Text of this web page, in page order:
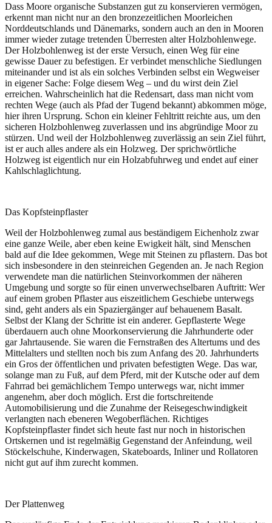
Dass Moore organische Substanzen gut zu konservieren vermögen,
erkennt man nicht nur an den bronzezeitlichen Moorleichen
Norddeutschlands und Dänemarks, sondern auch an den in Mooren
immer wieder zutage tretenden Überresten alter Holzbohlenwege.
Der Holzbohlenweg ist der erste Versuch, einen Weg für eine
gewisse Dauer zu befestigen. Er verbindet menschliche Siedlungen
miteinander und ist als ein solches Verbinden selbst ein Wegweiser
in eigener Sache: Folge diesem Weg – und du wirst dein Ziel
erreichen. Wahrscheinlich hat die Redensart, dass man nicht vom
rechten Wege (auch als Pfad der Tugend bekannt) abkommen möge,
hier ihren Ursprung. Schon ein kleiner Fehltritt reichte aus, um den
sicheren Holzbohlenweg zuverlassen und ins abgründige Moor zu
stürzen. Und weil der Holzbohlenweg zuverlässig an sein Ziel führt,
ist er auch alles andere als ein Holzweg. Der sprichwörtliche
Holzweg ist eigentlich nur ein Holzabfuhrweg und endet auf einer
Kahlschlaglichtung.
Das Kopfsteinpflaster
Weil der Holzbohlenweg zumal aus beständigem Eichenholz zwar
eine ganze Weile, aber eben keine Ewigkeit hält, sind Menschen
bald auf die Idee gekommen, Wege mit Steinen zu pflastern. Das bot
sich insbesondere in den steinreichen Gegenden an. Je nach Region
verwendete man die natürlichen Steinvorkommen der näheren
Umgebung und sorgte so für einen unverwechselbaren Auftritt: Wer
auf einem groben Pflaster aus eiszeitlichem Geschiebe unterwegs
sind, geht anders als ein Spaziergänger auf behauenem Basalt.
Selbst der Klang der Schritte ist ein anderer. Gepflasterte Wege
überdauern auch ohne Moorkonservierung die Jahrhunderte oder
gar Jahrtausende. Sie waren die Fernstraßen des Altertums und des
Mittelalters und stellten noch bis zum Anfang des 20. Jahrhunderts
ein Gros der öffentlichen und privaten befestigten Wege. Das war,
solange man zu Fuß, auf dem Pferd, mit der Kutsche oder auf dem
Fahrrad bei gemächlichem Tempo unterwegs war, nicht immer
angenehm, aber doch möglich. Erst die fortschreitende
Automobilisierung und die Zunahme der Reisegeschwindigkeit
verlangten nach ebeneren Wegoberflächen. Richtiges
Kopfsteinpflaster findet sich heute fast nur noch in historischen
Ortskernen und ist regelmäßig Gegenstand der Anfeindung, weil
Stöckelschuhe, Kinderwagen, Skateboards, Inliner und Rollatoren
nicht gut auf ihm zurecht kommen.
Der Plattenweg